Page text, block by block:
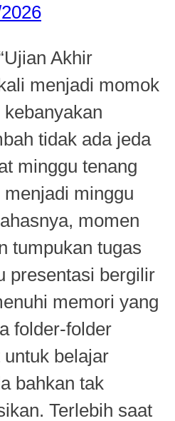
Akhir
menjadi momok
tidak ada jeda
minggu tenang
minggu
momen
tumpukan tugas
presentasi bergilir
memori yang
folder-folder
belajar
bahkan tak
Terlebih saat